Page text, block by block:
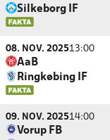
Silkeborg IF
08. NOV. 202513:00
AaB
Ringkøbing IF
09. NOV. 202514:00
Vorup FB